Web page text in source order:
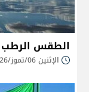
الطقس الرطب
الإثنين 06/تموز/2026 - 11:09 ص